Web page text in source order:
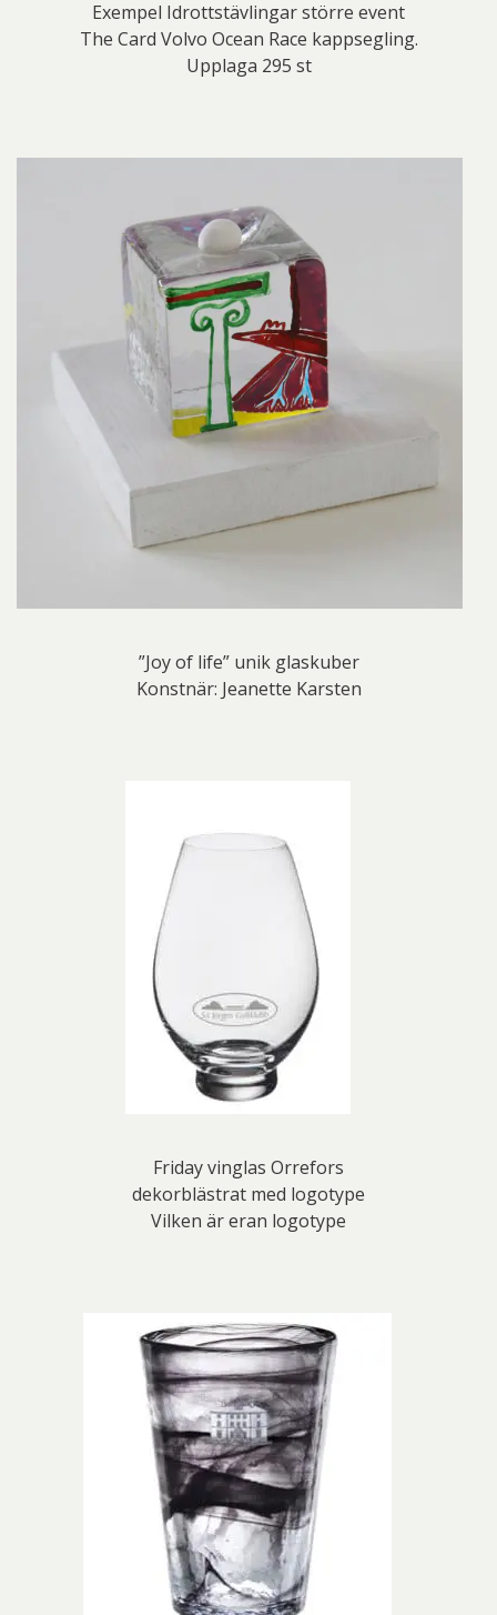
Exempel Idrottstävlingar större event
The Card Volvo Ocean Race kappsegling.
Upplaga 295 st
”Joy of life” unik glaskuber
Konstnär: Jeanette Karsten
Friday vinglas Orrefors
dekorblästrat med logotype
Vilken är eran logotype